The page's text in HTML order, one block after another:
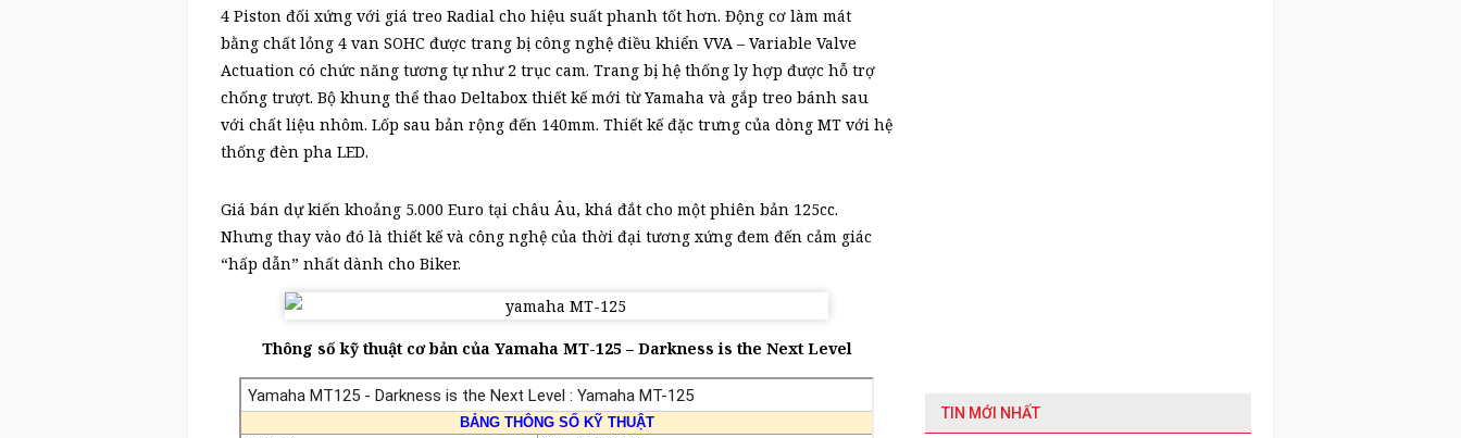
4 Piston đối xứng với giá treo Radial cho hiệu suất phanh tốt hơn. Động cơ làm mát
bằng chất lỏng 4 van SOHC được trang bị công nghệ điều khiển VVA – Variable Valve
Actuation có chức năng tương tự như 2 trục cam. Trang bị hệ thống ly hợp được hỗ trợ
chống trượt. Bộ khung thể thao Deltabox thiết kế mới từ Yamaha và gắp treo bánh sau
với chất liệu nhôm. Lốp sau bản rộng đến 140mm. Thiết kế đặc trưng của dòng MT với hệ
thống đèn pha LED.
Giá bán dự kiến khoảng 5.000 Euro tại châu Âu, khá đắt cho một phiên bản 125cc.
Nhưng thay vào đó là thiết kế và công nghệ của thời đại tương xứng đem đến cảm giác
“hấp dẫn” nhất dành cho Biker.
Thông số kỹ thuật cơ bản của Yamaha MT-125 – Darkness is the Next Level
TIN MỚI NHẤT